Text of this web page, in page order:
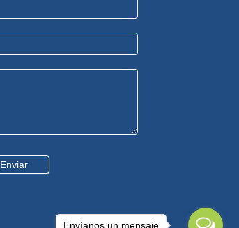
Enviar
Envíanos un mensaje